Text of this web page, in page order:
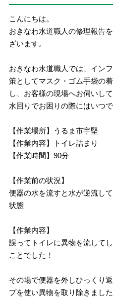
こんにちは。
おきなわ水道職人の修理報告
ざいます。
おきなわ水道職人では、イン
策としてマスク・ゴム手袋の
し、お客様の現場へお伺いして
水回りでお困りの際にはいつ
【作業場所】うるま市宇堅
【作業内容】トイレ詰まり
【作業時間】90分
【作業前の状況】
便器の水を流すと水が逆流し
状態
【作業内容】
誤ってトイレに異物を流して
ことでした！
その場で便器を外しひっくり
プを使い異物を取り除きました